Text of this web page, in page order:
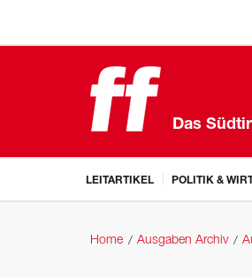
Das
LEITARTIKEL POLITIK &
Home Ausgaben Archiv